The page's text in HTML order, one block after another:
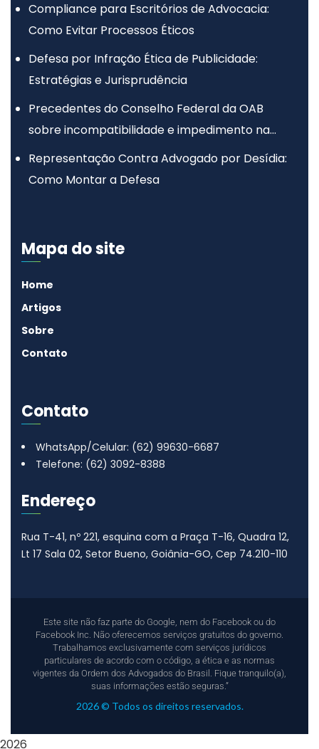
Compliance para Escritórios de Advocacia:
Como Evitar Processos Éticos
Defesa por Infração Ética de Publicidade:
Estratégias e Jurisprudência
Precedentes do Conselho Federal da OAB
sobre incompatibilidade e impedimento na
advocacia
Representação Contra Advogado por Desídia:
Como Montar a Defesa
Mapa do site
Home
Artigos
Sobre
Contato
Contato
WhatsApp/Celular: (62) 99630-6687
Telefone: (62) 3092-8388
Endereço
Rua T-41, nº 221, esquina com a Praça T-16, Quadra 12,
Lt 17 Sala 02, Setor Bueno, Goiânia-GO, Cep 74.210-110
Este site não faz parte do Google, nem do Facebook ou do
Facebook Inc. Não oferecemos serviços gratuitos do governo.
Trabalhamos exclusivamente com serviços jurídicos
particulares de acordo com o código, a ética e as normas
vigentes da Ordem dos Advogados do Brasil. Fique tranquilo(a),
suas informações estão seguras.”
2026 © Todos os direitos reservados.
2026